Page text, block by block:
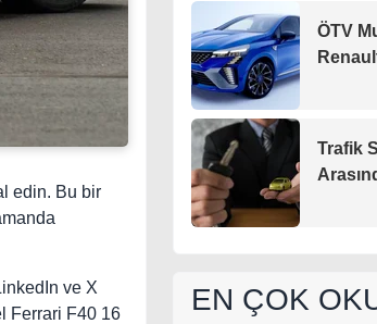
edin. Bu bir
ve X
Ferrari F40 16
ÖTV
Trafik
EN ÇOK